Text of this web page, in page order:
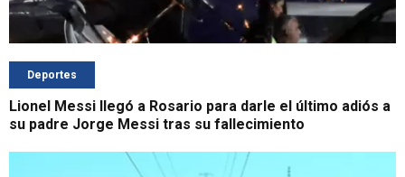
Deportes
Lionel Messi llegó a Rosario para darle el último adiós a
su padre Jorge Messi tras su fallecimiento